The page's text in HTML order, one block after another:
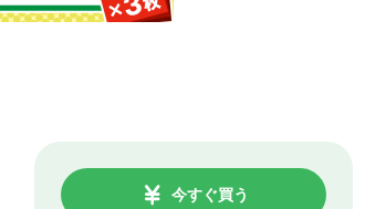
今すぐ買う